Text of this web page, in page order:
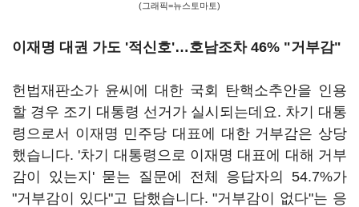
(그래픽=뉴스토마토)
이재명 대권 가도 '적신호'…호남조차 46% "거부감"
헌법재판소가 윤씨에 대한 국회 탄핵소추안을 인용
할 경우 조기 대통령 선거가 실시되는데요. 차기 대통
령으로서 이재명 민주당 대표에 대한 거부감은 상당
했습니다. '차기 대통령으로 이재명 대표에 대해 거부
감이 있는지' 묻는 질문에 전체 응답자의 54.7%가
"거부감이 있다"고 답했습니다. "거부감이 없다"는 응